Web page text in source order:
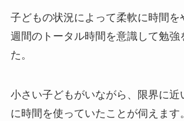
子どもの状況によって柔軟に時間を
週間のトータル時間を意識して勉強
た。
小さい子どもがいながら、限界に近
に時間を使っていたことが伺えます。